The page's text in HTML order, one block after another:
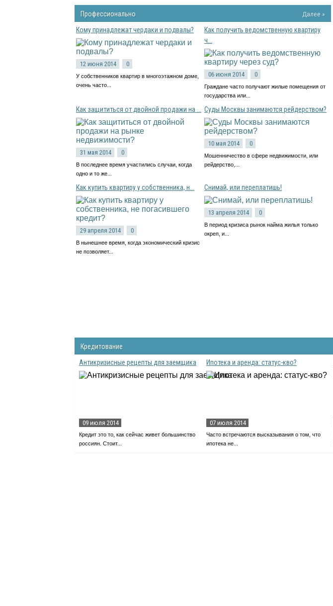
Профессионально
Далее »
Кому принадлежат чердаки и подвалы?
12 июня 2014 0
У собственников квартир в многоэтажном доме,
очень часто...
Как получить ведомственную квартиру
ч...
06 июня 2014 0
Граждане часто получают жилые помещения от
государства или...
Как защититься от двойной продажи на ...
31 мая 2014 0
В последнее время участились случаи, когда
одно и то же...
Суды Москвы занимаются рейдерством?
10 мая 2014 0
Мошенничество в сфере недвижимости, или
рейдерство,...
Как купить квартиру у собственника, н...
29 апреля 2014 0
В нынешнее время, когда экономический кризис
не позволяет...
Снимай, или переплатишь!
13 апреля 2014 0
В период кризиса рынок найма жилья только
окреп, и...
Кредитование
Антикризисные рецепты для заемщика
09 июля 2014
Кредит это то, как сейчас живет большинство
россиян. Стоит...
Ипотека и аренда: статус-кво?
07 июля 2014
Часто встречаются высказывания о том, что
ипотека не...